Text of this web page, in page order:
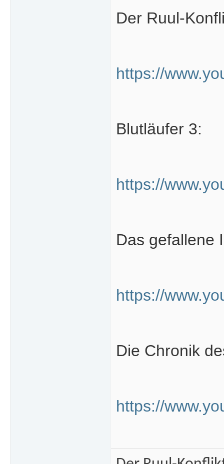
Der Ruul-
https://
Blutläufer 3:
https://
Das gefallene
https://
Die Chronik
https://